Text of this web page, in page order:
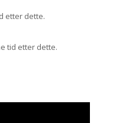
etter dette.
tid etter dette.